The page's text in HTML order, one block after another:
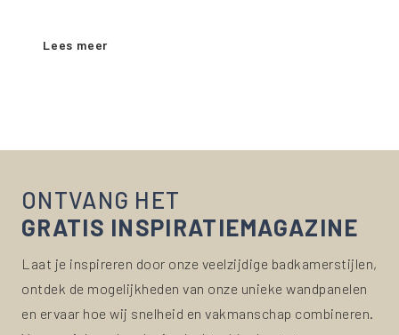
Lees meer
ONTVANG HET
GRATIS INSPIRATIEMAGAZINE
Laat je inspireren door onze veelzijdige badkamerstijlen,
ontdek de mogelijkheden van onze unieke wandpanelen
en ervaar hoe wij snelheid en vakmanschap combineren.